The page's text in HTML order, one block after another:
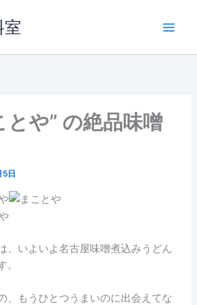
室
や” の絶品味噌
日
、いよいよ名古屋味噌煮込みうどん
。
、もうひとつうまいのに出会えてな